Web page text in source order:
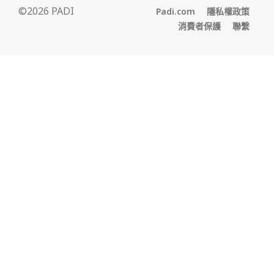
©2026 PADI Padi.com
隱私權政策
消費者保護
聯繫